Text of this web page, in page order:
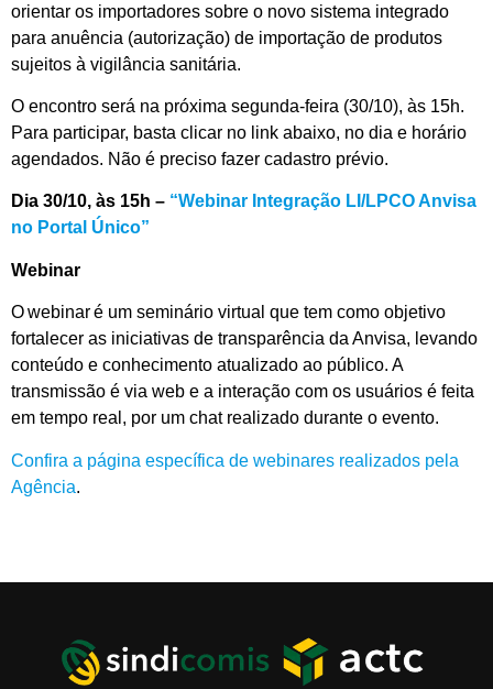
orientar os importadores sobre o novo sistema integrado
para anuência (autorização) de importação de produtos
sujeitos à vigilância sanitária.
O encontro será na próxima segunda-feira (30/10), às 15h.
Para participar, basta clicar no link abaixo, no dia e horário
agendados. Não é preciso fazer cadastro prévio.
Dia 30/10, às 15h – “Webinar Integração LI/LPCO Anvisa
no Portal Único”
Webinar
O webinar é um seminário virtual que tem como objetivo
fortalecer as iniciativas de transparência da Anvisa, levando
conteúdo e conhecimento atualizado ao público. A
transmissão é via web e a interação com os usuários é feita
em tempo real, por um chat realizado durante o evento.
Confira a página específica de webinares realizados pela
Agência.